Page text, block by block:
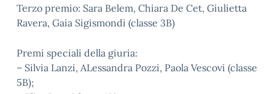
Terzo premio: Sara Belem, Chiara De Cet, Giulietta
Ravera, Gaia Sigismondi (classe 3B)
Premi speciali della giuria:
– Silvia Lanzi, ALessandra Pozzi, Paola Vescovi (classe
5B);